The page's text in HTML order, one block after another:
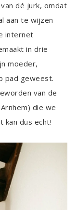
dé jurk, omdat
aan te wijzen
internet
in drie
moeder,
pad geweest.
van de
die we
kan dus echt!